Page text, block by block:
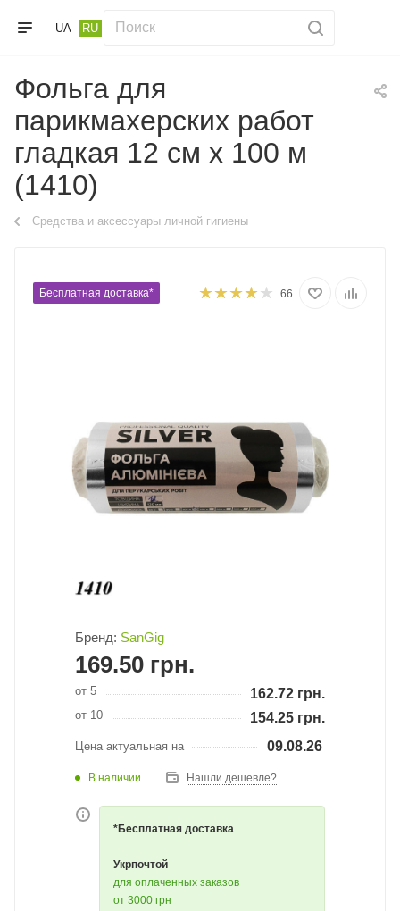
UA RU
Фольга для
парикмахерских работ
гладкая 12 см х 100 м
(1410)
Средства и аксессуары личной гигиены
Бесплатная доставка* 66
Бренд: SanGig
169.50 грн.
от 5 162.72 грн.
от 10 154.25 грн.
Цена актуальная на 09.08.26
В наличии Нашли дешевле?
*Бесплатная доставка
Укрпочтой
для оплаченных заказов
от 3000 грн